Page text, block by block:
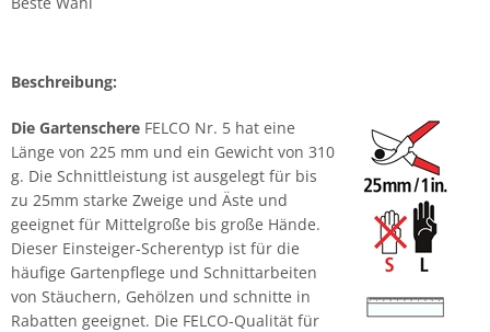
Beschreibung:
Die Gartenschere FELCO Nr. 5 hat eine
Länge von 225 mm und ein Gewicht von 310
g. Die Schnittleistung ist ausgelegt für bis
zu 25mm starke Zweige und Äste und
geeignet für Mittelgroße bis große Hände.
Dieser Einsteiger-Scherentyp ist für die
häufige Gartenpflege und Schnittarbeiten
von Stäuchern, Gehölzen und schnitte in
Rabatten geeignet. Die FELCO-Qualität für